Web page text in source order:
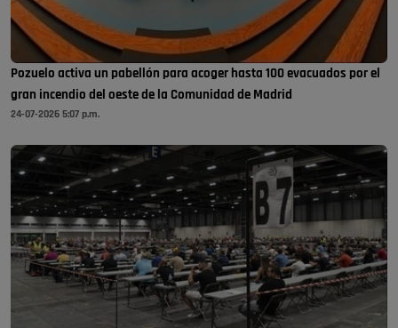
Pozuelo activa un pabellón para acoger hasta 100 evacuados por el
gran incendio del oeste de la Comunidad de Madrid
24-07-2026 5:07 p.m.